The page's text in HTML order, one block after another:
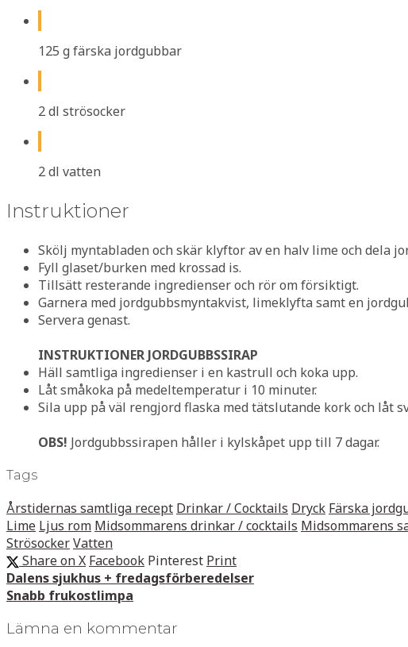
125 g färska jordgubbar
2 dl strösocker
2 dl vatten
Instruktioner
Skölj myntabladen och skär klyftor av en halv lime och dela
Fyll glaset/burken med krossad is.
Tillsätt resterande ingredienser och rör om försiktigt.
Garnera med jordgubbsmyntakvist, limeklyfta samt en
Servera genast.
INSTRUKTIONER JORDGUBBSSIRAP
Häll samtliga ingredienser i en kastrull och koka upp.
Låt småkoka på medeltemperatur i 10 minuter.
Sila upp på väl rengjord flaska med tätslutande kork och låt
OBS! Jordgubbssirapen håller i kylskåpet upp till 7 dagar.
Tags
Årstidernas samtliga recept Drinkar / Cocktails Dryck Färska
Lime Ljus rom Midsommarens drinkar / cocktails Midsommarens
StrösockerVatten
Share on X Facebook Pinterest Print
Dalens sjukhus + fredagsförberedelser
Snabb frukostlimpa
Lämna en kommentar